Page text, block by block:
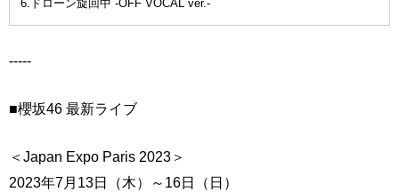
6.ドローン旋回中 -OFF VOCAL ver.-
-----
■櫻坂46 最新ライブ
＜Japan Expo Paris 2023＞
2023年7月13日（木）～16日（日）